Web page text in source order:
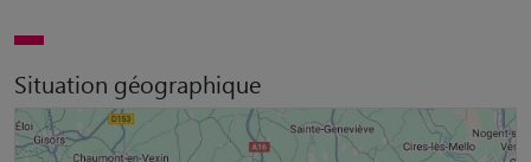
Situation géographique